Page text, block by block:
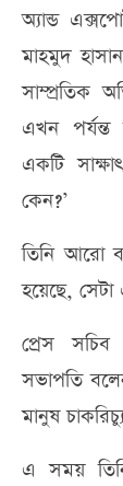
অ্যান্ড
মাহমুদ
সাম্প্রতিক
এখন পর্যন্ত
একটি
কেন?’
তিনি আরো
হয়েছে,
প্রেস
সভাপতি
মানুষ
এ সময়